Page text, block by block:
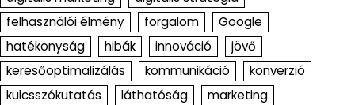
felhasználói élmény
forgalom
Google
hatékonyság
hibák innováció
jövő
keresőoptimalizálás
kommunikáció
konverzió
kulcsszókutatás
láthatóság
marketing